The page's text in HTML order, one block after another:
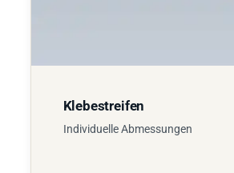
Klebestreifen
Individuelle Abmessungen